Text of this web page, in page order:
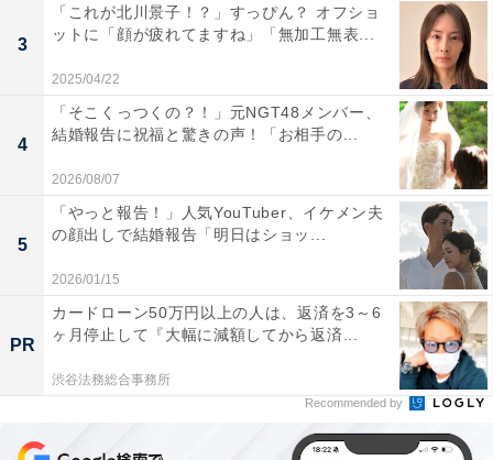
3
「これが北川景子！？」すっぴん？ オフショ
ットに「顔が疲れてますね」「無加工無表...
2025/04/22
4
「そこくっつくの？！」元NGT48メンバー、
結婚報告に祝福と驚きの声！「お相手の...
2026/08/07
5
「やっと報告！」人気YouTuber、イケメン夫
の顔出しで結婚報告「明日はショッ...
2026/01/15
PR
カードローン50万円以上の人は、返済を3～6
ヶ月停止して『大幅に減額してから返済...
渋谷法務総合事務所
Recommended by